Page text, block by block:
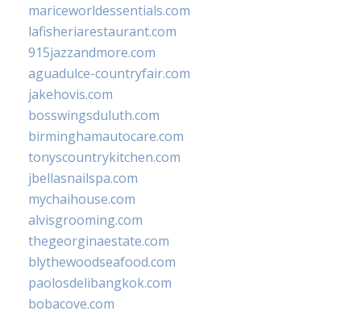
mariceworldessentials.com
lafisheriarestaurant.com
915jazzandmore.com
aguadulce-countryfair.com
jakehovis.com
bosswingsduluth.com
birminghamautocare.com
tonyscountrykitchen.com
jbellasnailspa.com
mychaihouse.com
alvisgrooming.com
thegeorginaestate.com
blythewoodseafood.com
paolosdelibangkok.com
bobacove.com